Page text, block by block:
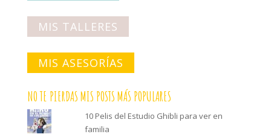
MIS TALLERES
MIS ASESORÍAS
NO TE PIERDAS MIS POSTS MÁS POPULARES
10 Pelis del Estudio Ghibli para ver en
familia